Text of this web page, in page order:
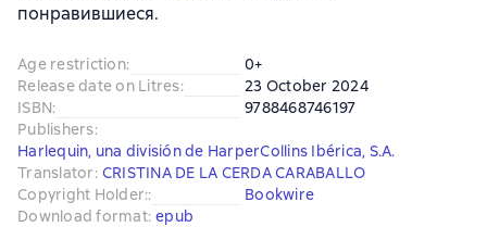
понравившиеся.
Age restriction:
0+
Release date on Litres:
23 October 2024
ISBN:
9788468746197
Publishers:
Harlequin, una división de HarperCollins Ibérica, S.A.
Translator: CRISTINA DE LA CERDA CARABALLO
Copyright Holder::
Bookwire
Download format: epub